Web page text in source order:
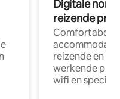
Digitale
reizende
Comfortabele
reizende en
werkende
wifi en